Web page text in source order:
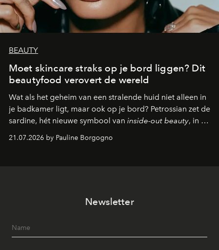
BEAUTY
Moet skincare straks op je bord liggen? Dit
beautyfood verovert de wereld
Wat als het geheim van een stralende huid niet alleen in
je badkamer ligt, maar ook op je bord? Petrossian zet de
sardine, hét nieuwe symbool van inside-out beauty, in de
kijker met twee gastronomische creaties.
21.07.2026 by Pauline Borgogno
Newsletter